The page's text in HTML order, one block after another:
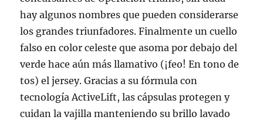
hay algunos nombres que pueden considerarse
los grandes triunfadores. Finalmente un cuello
falso en color celeste que asoma por debajo del
verde hace aún más llamativo (¡feo! En tono de
tos) el jersey. Gracias a su fórmula con
tecnología ActiveLift, las cápsulas protegen y
cuidan la vajilla manteniendo su brillo lavado